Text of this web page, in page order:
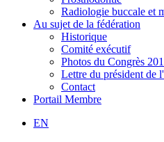
Radiologie buccale et
Au sujet de la fédération
Historique
Comité exécutif
Photos du Congrès
Lettre du président de
Contact
Portail Membre
EN